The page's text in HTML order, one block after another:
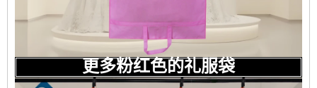
更多粉红色的礼服袋